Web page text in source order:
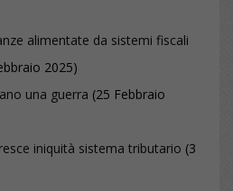
alimentate da sistemi fiscali
2025)
una guerra (25 Febbraio
iniquità sistema tributario (3